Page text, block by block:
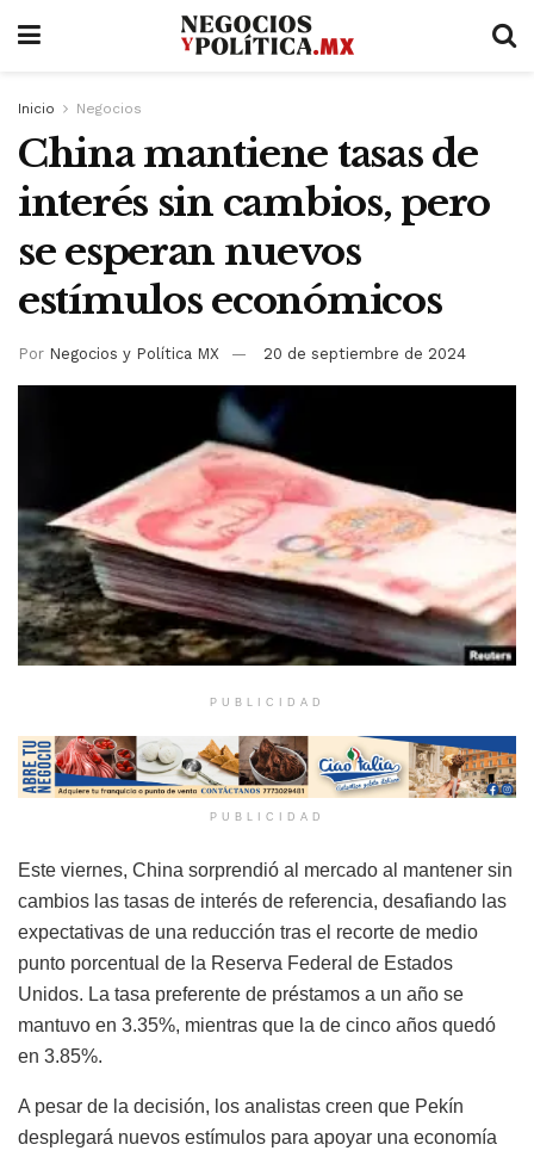
Inicio Negocios
China mantiene tasas de
interés sin cambios, pero
se esperan nuevos
estímulos económicos
Por Negocios y Política MX 20 de septiembre de 2024
PUBLICIDAD
PUBLICIDAD
Este viernes, China sorprendió al mercado al mantener sin
cambios las tasas de interés de referencia, desafiando las
expectativas de una reducción tras el recorte de medio
punto porcentual de la Reserva Federal de Estados
Unidos. La tasa preferente de préstamos a un año se
mantuvo en 3.35%, mientras que la de cinco años quedó
en 3.85%.
A pesar de la decisión, los analistas creen que Pekín
desplegará nuevos estímulos para apoyar una economía